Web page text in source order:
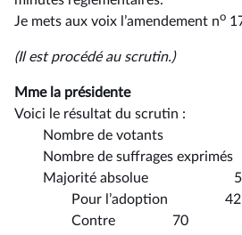
Je mets aux voix l’amendement no
(Il est procédé au scrutin.)
Mme la présidente
Voici le résultat du scrutin :
Nombre de votants
Nombre de suffrages
Majorité absolue
Pour l’adoption 42
Contre 70